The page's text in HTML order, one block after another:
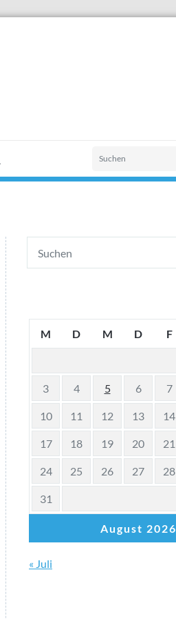
August 2026
M D M D F
3 4 5 6 7
10 11 12 13 14
17 18 19 20 21
24 25 26 27 28
31
« Juli